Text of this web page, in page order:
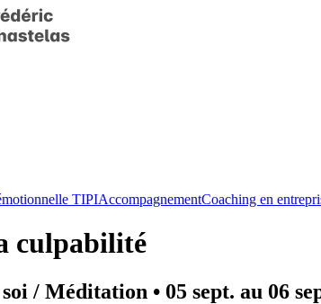
TIPIAccompagnementCoaching en
culpabilité
/ Méditation • 05 sept. au 06